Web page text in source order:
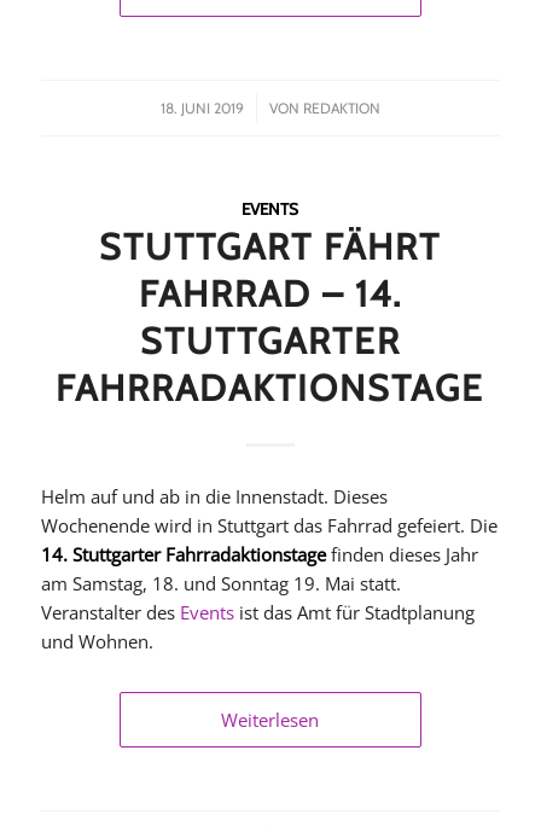
18. JUNI 2019
/ VON REDAKTION
EVENTS
STUTTGART FÄHRT
FAHRRAD – 14.
STUTTGARTER
FAHRRADAKTIONSTAGE
Helm auf und ab in die Innenstadt. Dieses
Wochenende wird in Stuttgart das Fahrrad gefeiert. Die
14. Stuttgarter Fahrradaktionstagefinden dieses Jahr
am Samstag, 18. und Sonntag 19. Mai statt.
Veranstalter des Eventsist das Amt für Stadtplanung
und Wohnen.
Weiterlesen